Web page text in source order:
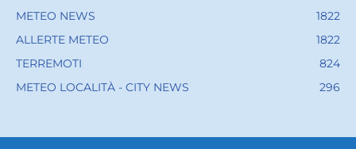
METEO NEWS
1822
ALLERTE METEO
1822
TERREMOTI
824
METEO LOCALITÀ - CITY NEWS
296